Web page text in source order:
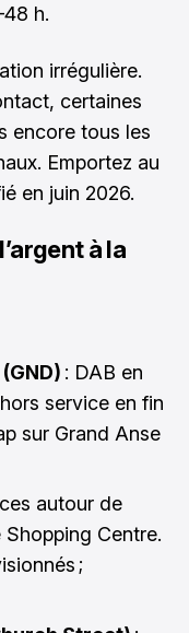
h.
irrégulière.
certaines
encore tous les
Emportez au
en juin 2026.
à la
: DAB en
service en fin
sur Grand Anse
autour de
Centre.
;